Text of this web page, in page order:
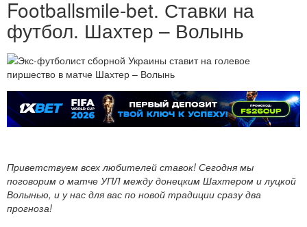
Footballsmile-bet. Ставки на
футбол. Шахтер – Волынь
Приветствуем всех любителей ставок! Сегодня мы
поговорим о матче УПЛ между донецким Шахтером и луцкой
Волынью, и у нас для вас по новой традиции сразу два
прогноза!